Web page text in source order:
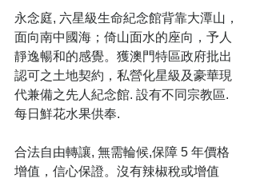
永念庭, 六星級生命紀念館背靠大潭山，
面向南中國海；倚山面水的座向，予人
靜逸暢和的感覺。獲澳門特區政府批出
認可之土地契約，私營化星級及豪華現
代兼備之先人紀念館. 設有不同宗教區.
每日鮮花水果供奉.
合法自由轉讓, 無需輪候,保障 5 年價格
增值，信心保證。沒有辣椒稅或增值